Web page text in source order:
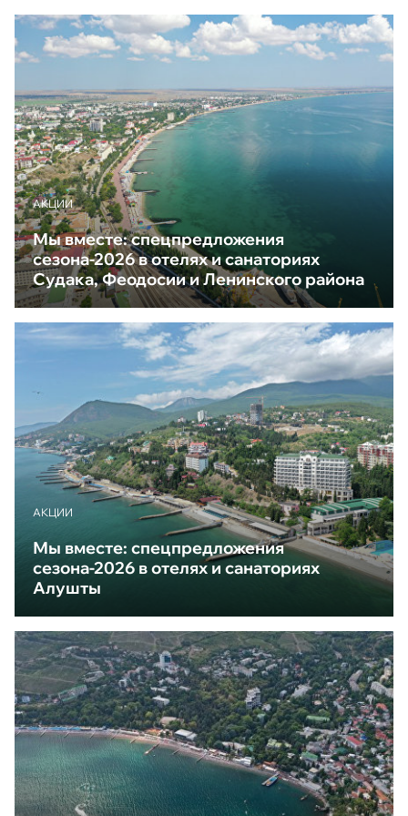
АКЦИИ
Мы вместе: спецпредложения
сезона-2026 в отелях и санаториях
Судака, Феодосии и Ленинского района
АКЦИИ
Мы вместе: спецпредложения
сезона-2026 в отелях и санаториях
Алушты